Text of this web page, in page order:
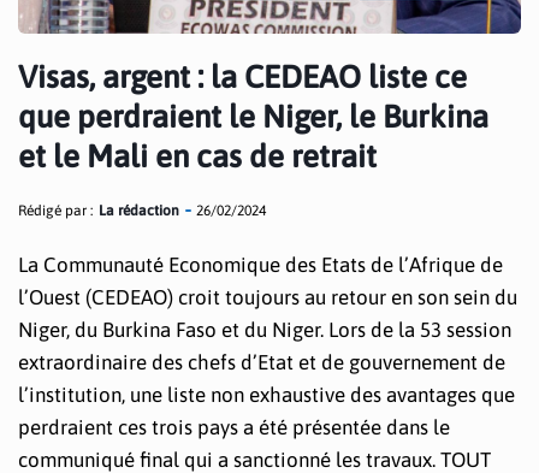
Visas, argent : la CEDEAO liste ce
que perdraient le Niger, le Burkina
et le Mali en cas de retrait
Rédigé par : La rédaction 26/02/2024
La Communauté Economique des Etats de l’Afrique de
l’Ouest (CEDEAO) croit toujours au retour en son sein du
Niger, du Burkina Faso et du Niger. Lors de la 53 session
extraordinaire des chefs d’Etat et de gouvernement de
l’institution, une liste non exhaustive des avantages que
perdraient ces trois pays a été présentée dans le
communiqué final qui a sanctionné les travaux. TOUT